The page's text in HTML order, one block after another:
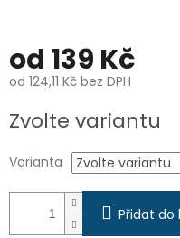
od 139 Kč
od 124,11 Kč bez DPH
cena:
Zvolte variantu
Varianta
Přidat do